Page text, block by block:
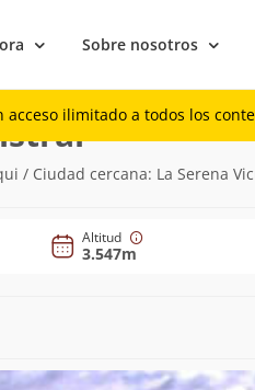
Sobre nosotros
acceso ilimitado a todos los
(3.547m)
/ Ciudad cercana: La Serena
Altitud
3.547m